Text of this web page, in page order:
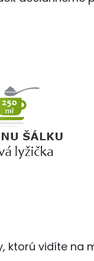
ktorú vidíte